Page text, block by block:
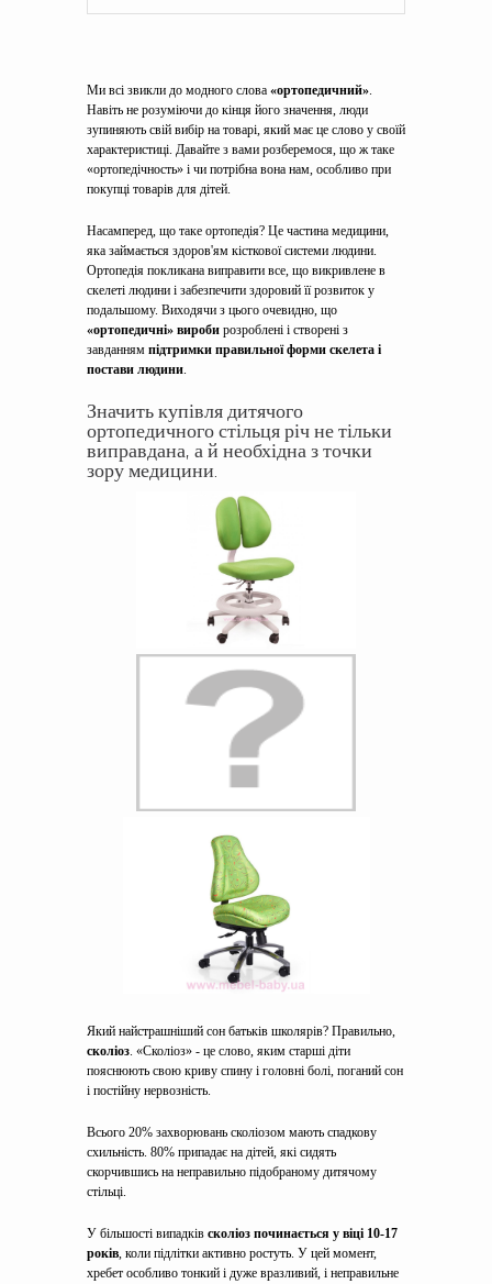
Ми всі звикли до модного слова «ортопедичний».
Навіть не розуміючи до кінця його значення, люди
зупиняють свій вибір на товарі, який має це слово у своїй
характеристиці. Давайте з вами розберемося, що ж таке
«ортопедічность» і чи потрібна вона нам, особливо при
покупці товарів для дітей.
Насамперед, що таке ортопедія? Це частина медицини,
яка займається здоров'ям кісткової системи людини.
Ортопедія покликана виправити все, що викривлене в
скелеті людини і забезпечити здоровий її розвиток у
подальшому. Виходячи з цього очевидно, що
«ортопедичні» вироби розроблені і створені з
завданням підтримки правильної форми скелета і
постави людини.
Значить купівля дитячого
ортопедичного стільця річ не тільки
виправдана, а й необхідна з точки
зору медицини.
Який найстрашніший сон батьків школярів? Правильно,
сколіоз. «Сколіоз» - це слово, яким старші діти
пояснюють свою криву спину і головні болі, поганий сон
і постійну нервозність.
Всього 20% захворювань сколіозом мають спадкову
схильність. 80% припадає на дітей, які сидять
скорчившись на неправильно підобраному дитячому
стільці.
У більшості випадків сколіоз починається у віці 10-17
років, коли підлітки активно ростуть. У цей момент,
хребет особливо тонкий і дуже вразливий, і неправильне